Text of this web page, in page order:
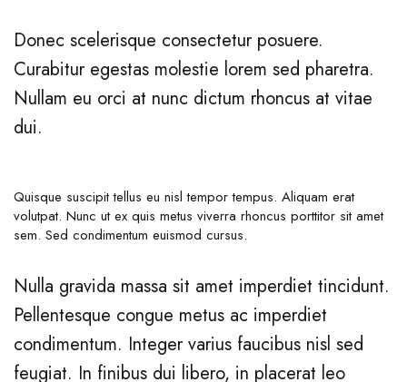
Donec scelerisque consectetur posuere.
Curabitur egestas molestie lorem sed pharetra.
Nullam eu orci at nunc dictum rhoncus at vitae
dui.
Quisque suscipit tellus eu nisl tempor tempus. Aliquam erat
volutpat. Nunc ut ex quis metus viverra rhoncus porttitor sit amet
sem. Sed condimentum euismod cursus.
Nulla gravida massa sit amet imperdiet tincidunt.
Pellentesque congue metus ac imperdiet
condimentum. Integer varius faucibus nisl sed
feugiat. In finibus dui libero, in placerat leo